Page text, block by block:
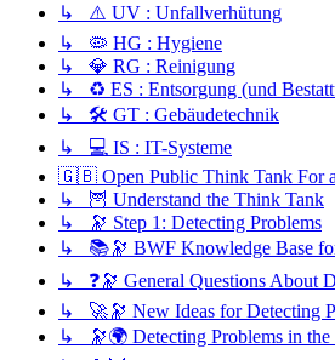
↳ ⚠️ UV : Unfallverhütung
↳ 🦠 HG : Hygiene
↳ 💎 RG : Reinigung
↳ ♻️ ES : Entsorgung (und
↳ 🛠️ GT : Gebäudetechnik
↳ 💻 IS : IT-Systeme
🇬🇧 Open Public Think Tank For
↳ 🦉 Understand the Think Tank
↳ 🔭 Step 1: Detecting Problems
↳ 📚🔭 BWF Knowledge Base
↳ ❓🔭 General Questions About
↳ 🚀🔭 New Ideas for Detecting
↳ 🔭🌍 Detecting Problems in the